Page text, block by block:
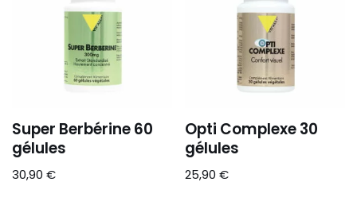
Super Berbérine 60
gélules
30,90 €
Opti Complexe 30
gélules
25,90€